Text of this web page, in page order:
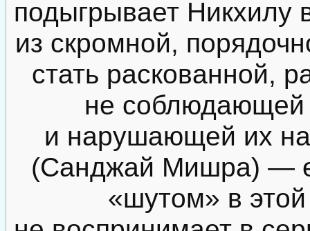
подыгрывает Никхилу
из скромной,
стать раскованной,
не соблюдающей
и нарушающей их
(Санджай Мишра) —
«шутом» в этой